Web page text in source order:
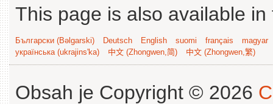
This page is also available
Български (Bəlgarski) Deutsch English suomi français
magyar
українська (ukrajins'ka)
中文 (Zhongwen,简) 中文 (Zhongwen,繁)
Obsah je Copyright © 2026